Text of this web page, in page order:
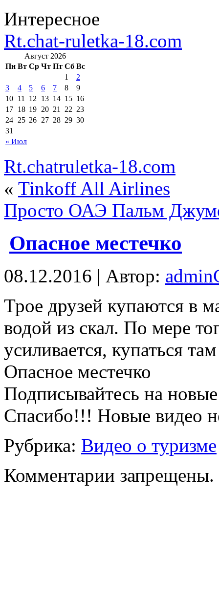
Интересное
Rt.chat-ruletka-18.com
Август 2026
Пн Вт Ср Чт Пт Сб Вс
« Июл
1
2
3
4 5 6 7 8
9
10 11 12 13 14 15 16
17 18 19 20 21 22 23
24 25 26 27 28 29 30
31
Rt.chatruletka-18.com
« Tinkoff All Airlines
Просто ОАЭ Пальм
Опасное местечко
08.12.2016 | Автор:
Трoe друзей купаются в
водой из скал. По мере
усиливается, купаться
Опасное местечко
Подписывайтесь на
Спасибо!!! Новые видео
Рубрика: Видео о туризме
Комментарии запрещены.